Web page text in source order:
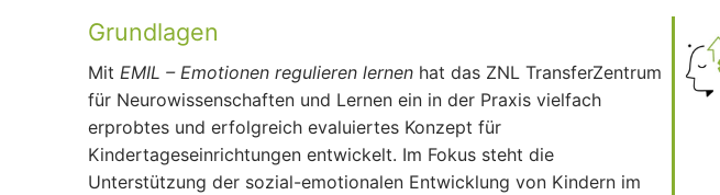
Grundlagen
Mit EMIL – Emotionen regulieren lernen hat das ZNL TransferZentrum
für Neurowissenschaften und Lernen ein in der Praxis vielfach
erprobtes und erfolgreich evaluiertes Konzept für
Kindertageseinrichtungen entwickelt. Im Fokus steht die
Unterstützung der sozial-emotionalen Entwicklung von Kindern im